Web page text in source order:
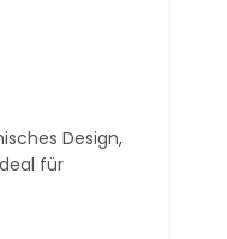
Design,
für